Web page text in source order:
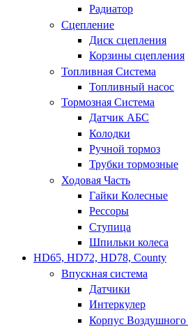
Радиатор
Сцепление
Диск сцепления
Корзины сцепления
Топливная Система
Топливный насос
Тормозная Система
Датчик АБС
Колодки
Ручной тормоз
Трубки тормозные
Ходовая Часть
Гайки Колесные
Рессоры
Ступица
Шпильки колеса
HD65, HD72, HD78, County
Впускная система
Датчики
Интеркулер
Корпус Воздушного